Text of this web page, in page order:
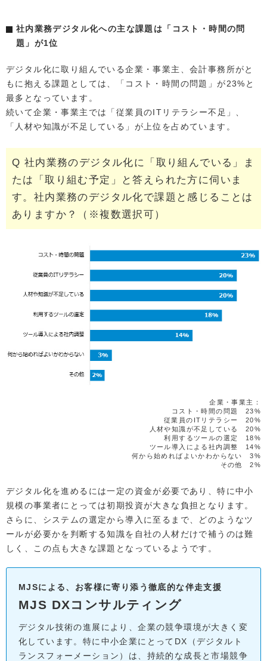
社内業務デジタル化への主な課題は「コスト・時間の問
題」が1位
デジタル化に取り組んでいる企業・事業主、会計事務所がと
もに抱える課題としては、「コスト・時間の問題」が23%と
最多となっています。
続いて企業・事業主では「従業員のITリテラシー不足」、
「人材や知識が不足している」が上位を占めています。
Q 社内業務のデジタル化に「取り組んでいる」ま
たは「取り組む予定」と答えられた方に伺いま
す。社内業務のデジタル化で課題と感じることは
ありますか？（※複数選択可）
企業・事業主：
コスト・時間の問題 23%
従業員のITリテラシー 20%
人材や知識が不足している 20%
利用するツールの選定 18%
ツール導入による社内調整 14%
何から始めればよいかわからない 3%
その他 2%
デジタル化を進めるには一定の資金が必要であり、特に中小
規模の事業者にとっては初期投資が大きな負担となります。
さらに、システムの選定から導入に至るまで、どのようなツ
ールが必要かを判断する知識を自社の人材だけで補うのは難
しく、この点も大きな課題となっているようです。
MJSによる、お客様に寄り添う徹底的な伴走支援
MJS DXコンサルティング
デジタル技術の進展により、企業の競争環境が大きく変
化しています。特に中小企業にとってDX（デジタルト
ランスフォーメーション）は、持続的な成長と市場競争